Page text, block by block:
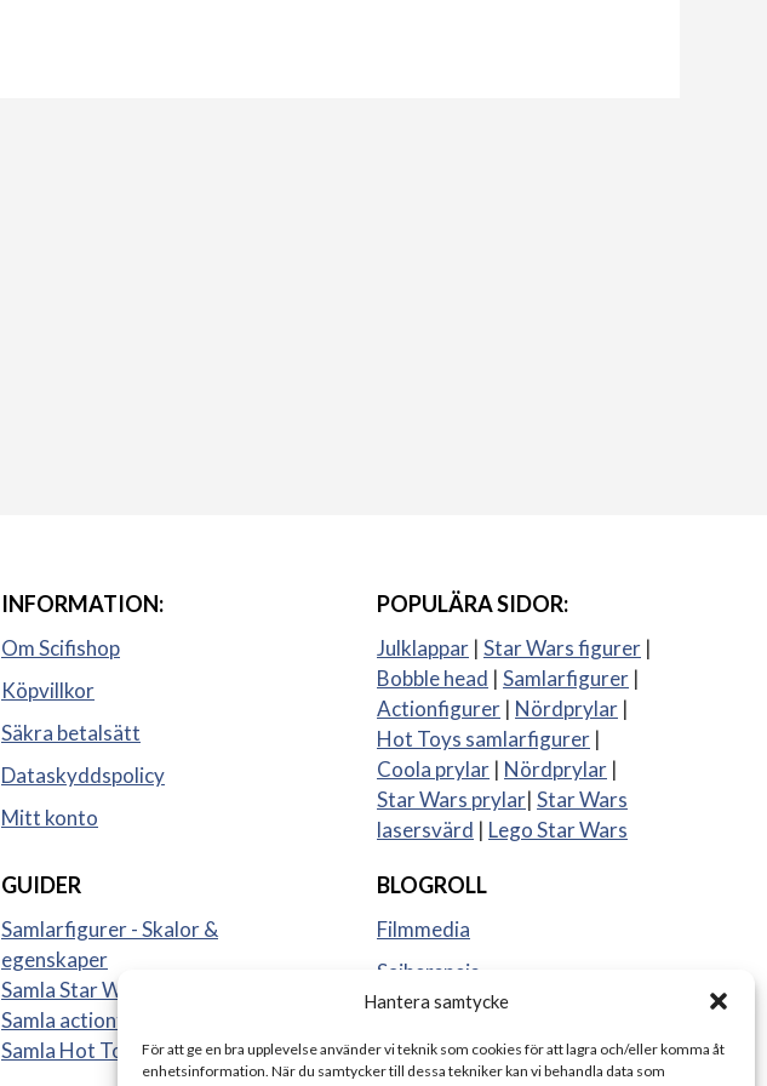
Hantera samtycke
För att ge en bra upplevelse använder vi teknik som cookies för att lagra och/eller komma åt
enhetsinformation. När du samtycker till dessa tekniker kan vi behandla data som
INFORMATION:
Om Scifishop
Köpvillkor
Säkra betalsätt
Dataskyddspolicy
Mitt konto
GUIDER
Samlarfigurer - Skalor &
egenskaper
Samla Star Wars figurer
Samla actionfigurer
Samla Hot Toys
POPULÄRA SIDOR:
Julklappar | Star Wars figurer |
Bobble head | Samlarfigurer |
Actionfigurer | Nördprylar |
Hot Toys samlarfigurer |
Coola prylar | Nördprylar |
Star Wars prylar| Star Wars
lasersvärd | Lego Star Wars
BLOGROLL
Filmmedia
Sajberspejs
Strange things